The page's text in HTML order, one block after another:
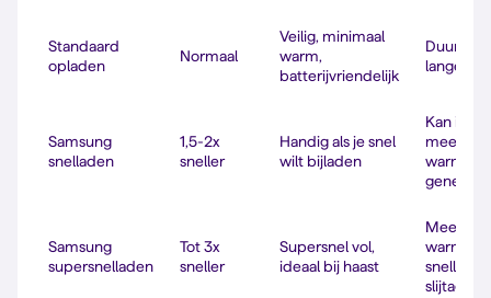
Standaard
opladen
Normaal
Veilig, minimaal
warm,
batterijvriendelijk
Duurt
langer
Samsung
snelladen
1,5-2x
sneller
Handig als je snel
wilt bijladen
Kan iets
meer
warmte
Samsung
supersnelladen
Tot 3x
sneller
Supersnel vol,
ideaal bij haast
Meer
warmte,
snellere
slijtage